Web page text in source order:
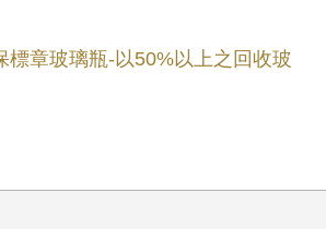
標章玻璃瓶-以50%以上之回收玻